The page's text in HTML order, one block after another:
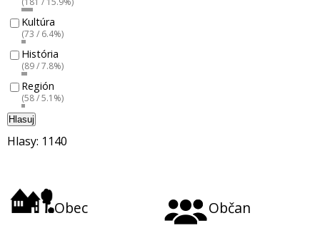
Kultúra
(73 / 6.4%)
História
(89 / 7.8%)
Región
(58 / 5.1%)
Hlasuj
Hlasy: 1140
Obec Občan